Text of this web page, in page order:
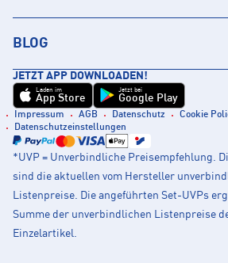
BLOG
JETZT APP DOWNLOADEN!
Laden im
App Store
Jetzt bei
Google Play
Impressum AGB Datenschutz
Cookie
Datenschutzeinstellungen
*UVP = Unverbindliche Preisempfehlung.
sind die aktuellen vom Hersteller
Listenpreise. Die angeführten Set-UVPs
Summe der unverbindlichen Listenpreise
Einzelartikel.